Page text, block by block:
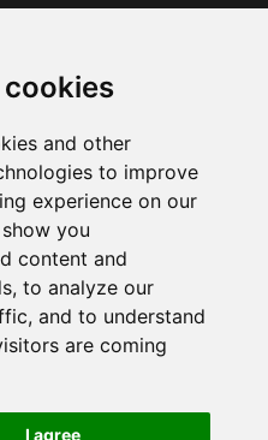
cookies
and other
to improve
experience on our
you
content and
to analyze our
and to understand
are coming
I agree